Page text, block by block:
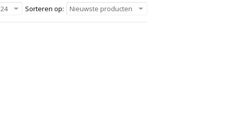
Sorteren op: Nieuwste producten
24